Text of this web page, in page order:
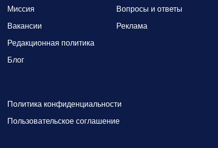
Миссия
Вакансии
Редакционная политика
Блог
Вопросы и ответы
Реклама
Политика конфиденциальности
Пользовательское соглашение